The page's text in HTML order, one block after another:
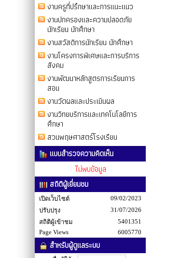
งานครูที่ปรึกษาและการแนะแนว
งานปกครองและความปลอดภัย
นักเรียน นักศึกษา
งานสวัสดิการนักเรียน นักศึกษา
งานโครงการพิเศษและการบริการ
สังคม
งานพัฒนาหลักสูตรการเรียนการ
สอน
งานวัดผลและประเมินผล
งานวิทยบริการและเทคโนโลยีการ
ศึกษา
สวนพฤษศาสตร์โรงเรียน
แบบสำรวจความคิดเห็น
ไม่พบข้อมูล
สถิติผู้เยี่ยมชม
เปิดเว็บไซต์
09/02/2023
ปรับปรุง
31/07/2026
สถิติผู้เข้าชม
5401351
Page Views
6005770
สำหรับผู้ดูแลระบบ